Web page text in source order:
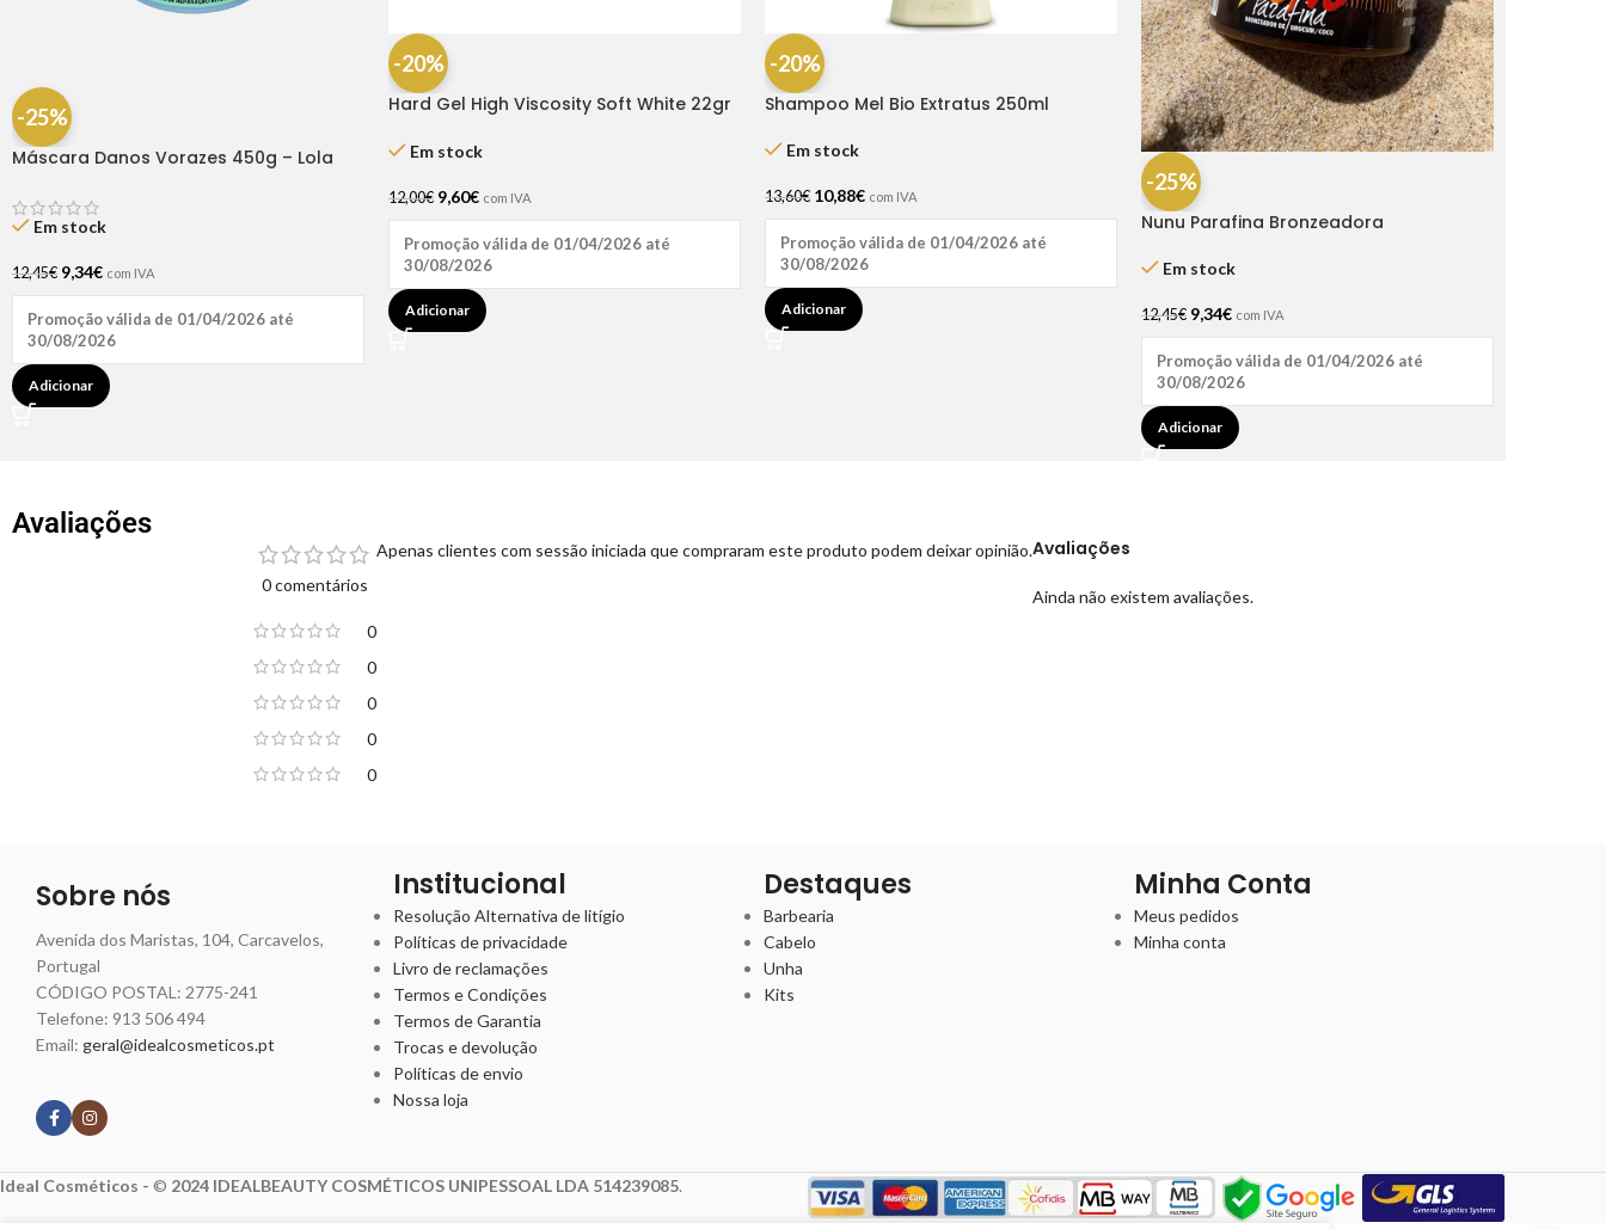
-25%
Máscara Danos Vorazes 450g – Lola
Em stock
12,45€ 9,34€ com IVA
Promoção válida de 01/04/2026 até
30/08/2026
Adicionar
-20%
Hard Gel High Viscosity Soft White 22gr
Em stock
12,00€ 9,60€ com IVA
Promoção válida de 01/04/2026 até
30/08/2026
Adicionar
-20%
Shampoo Mel Bio Extratus 250ml
Em stock
13,60€ 10,88€ com IVA
Promoção válida de 01/04/2026 até
30/08/2026
Adicionar
-25%
Nunu Parafina Bronzeadora
Em stock
12,45€ 9,34€ com IVA
Promoção válida de 01/04/2026 até
30/08/2026
Adicionar
Avaliações
0 comentários
0
0
0
0
0
Avaliações
Ainda não existem avaliações.
Apenas clientes com sessão iniciada que compraram este produto podem deixar opinião.
Sobre nós
Avenida dos Maristas, 104, Carcavelos,
Portugal
CÓDIGO POSTAL: 2775-241
Telefone: 913 506 494
Email: geral@idealcosmeticos.pt
Institucional
Resolução Alternativa de litígio
Políticas de privacidade
Livro de reclamações
Termos e Condições
Termos de Garantia
Trocas e devolução
Políticas de envio
Nossa loja
Destaques
Barbearia
Cabelo
Unha
Kits
Minha Conta
Meus pedidos
Minha conta
Ideal Cosméticos - © 2024 IDEALBEAUTY COSMÉTICOS UNIPESSOAL LDA 514239085.